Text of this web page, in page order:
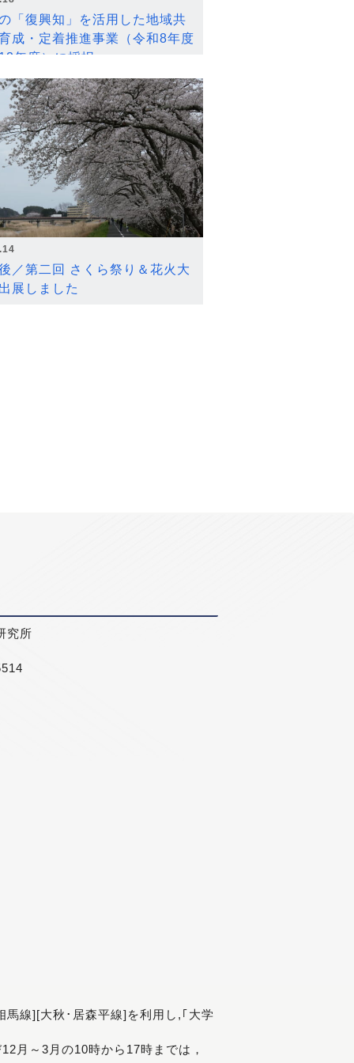
「復興知」を活用した地域共
成・定着推進事業（令和8年度
年度）に採択
／第二回 さくら祭り＆花火大
展しました
究所
線][大秋･居森平線]を利用し,｢大学
月～3月の10時から17時までは，